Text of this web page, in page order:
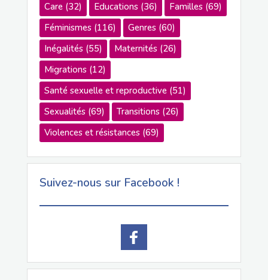
Care(32) Educations(36) Familles(69)
Féminismes(116) Genres(60)
Inégalités(55) Maternités(26)
Migrations(12)
Santé sexuelle et reproductive(51)
Sexualités(69) Transitions(26)
Violences et résistances(69)
Suivez-nous sur Facebook !